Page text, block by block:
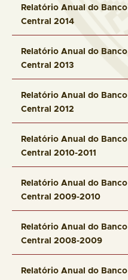
Relatório Anual do Banco
Central 2014
Relatório Anual do Banco
Central 2013
Relatório Anual do Banco
Central 2012
Relatório Anual do Banco
Central 2010-2011
Relatório Anual do Banco
Central 2009-2010
Relatório Anual do Banco
Central 2008-2009
Relatório Anual do Banco